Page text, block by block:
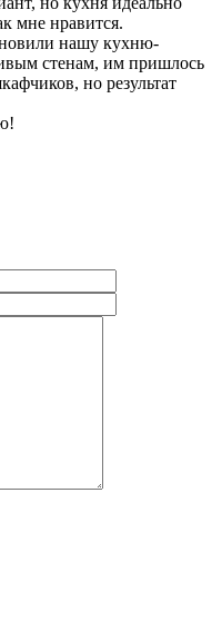
мне нравится.
нашу кухню-
стенам, им пришлось
но результат